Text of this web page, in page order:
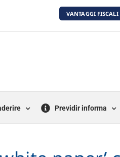
VANTAGGI
Previdir informa